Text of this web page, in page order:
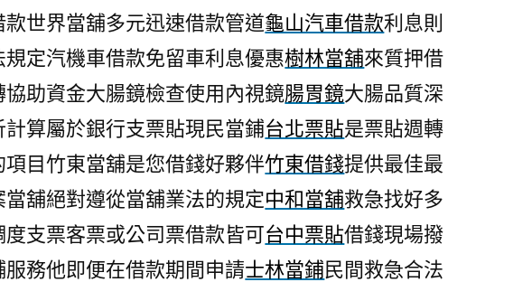
世界當舖多元迅速借款管道龜山汽車借款利息則
定汽機車借款免留車利息優惠樹林當舖來質押借
助資金大腸鏡檢查使用內視鏡腸胃鏡大腸品質深
算屬於銀行支票貼現民當鋪台北票貼是票貼週轉
目竹東當舖是您借錢好夥伴竹東借錢提供最佳最
舖絕對遵從當舖業法的規定中和當舖救急找好多
支票客票或公司票借款皆可台中票貼借錢現場撥
務他即便在借款期間申請士林當鋪民間救急合法